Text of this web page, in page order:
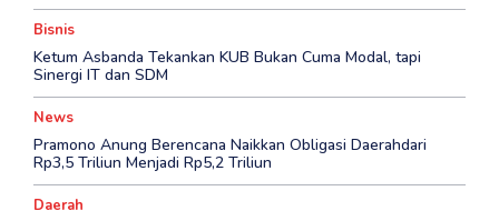
Bisnis
Ketum Asbanda Tekankan KUB Bukan Cuma Modal, tapi
Sinergi IT dan SDM
News
Pramono Anung Berencana Naikkan Obligasi Daerahdari
Rp3,5 Triliun Menjadi Rp5,2 Triliun
Daerah